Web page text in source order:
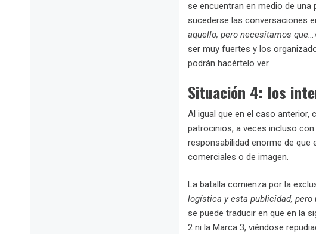
se encuentran en medio de una
sucederse las conversaciones
aquello, pero necesitamos que…
ser muy fuertes y los
podrán hacértelo ver.
Situación 4: los
Al igual que en el caso anterior,
patrocinios, a veces incluso
responsabilidad enorme de que
comerciales o de imagen.
La batalla comienza por la
logística y esta publicidad,
se puede traducir en que en la
2 ni la Marca 3, viéndose